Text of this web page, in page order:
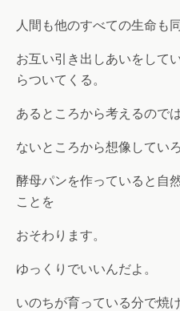
人間も他のすべての生命も
お互い引き出しあいをして
らついてくる。
あるところから考えるので
ないところから想像してい
酵母パンを作っていると自
ことを
おそわります。
ゆっくりでいいんだよ。
いのちが育っている分で焼